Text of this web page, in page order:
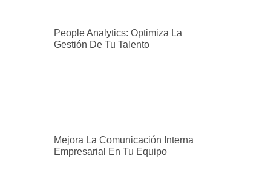
People Analytics: Optimiza La
Gestión De Tu Talento
Mejora La Comunicación Interna
Empresarial En Tu Equipo